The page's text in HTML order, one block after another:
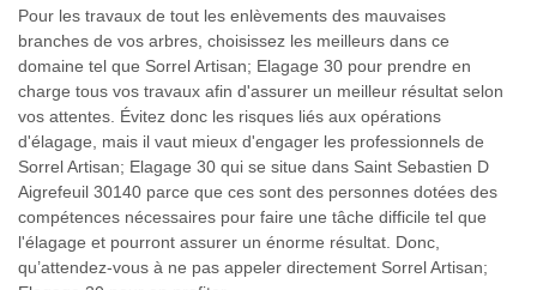
Pour les travaux de tout les enlèvements des mauvaises
branches de vos arbres, choisissez les meilleurs dans ce
domaine tel que Sorrel Artisan; Elagage 30 pour prendre en
charge tous vos travaux afin d'assurer un meilleur résultat selon
vos attentes. Évitez donc les risques liés aux opérations
d'élagage, mais il vaut mieux d'engager les professionnels de
Sorrel Artisan; Elagage 30 qui se situe dans Saint Sebastien D
Aigrefeuil 30140 parce que ces sont des personnes dotées des
compétences nécessaires pour faire une tâche difficile tel que
l'élagage et pourront assurer un énorme résultat. Donc,
qu’attendez-vous à ne pas appeler directement Sorrel Artisan;